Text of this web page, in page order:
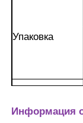
Упаковка
Информация